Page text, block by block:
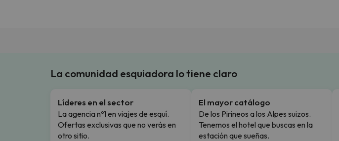
La comunidad esquiadora lo tiene claro
Líderes en el sector
La agencia nº1 en viajes de esquí.
Ofertas exclusivas que no verás en
otro sitio.
El mayor catálogo
De los Pirineos a los Alpes suizos.
Tenemos el hotel que buscas en la
estación que sueñas.